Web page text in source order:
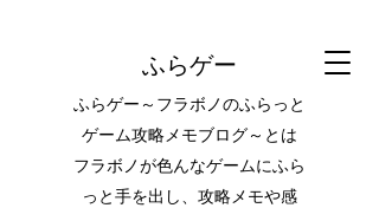
ふらゲー
ふらゲー～フラボノのふらっと
ゲーム攻略メモブログ～とは
フラボノが色んなゲームにふら
っと手を出し、攻略メモや感